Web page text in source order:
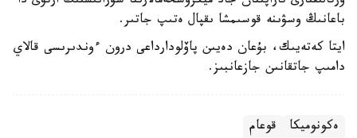
باعانىڭ وسۋىنە قوسىمشا ىقپال ەتىپ جاتىر.
ايتا كەتەيىك، بۇعان دەيىن پاۆلودارداعى درون ءوندىرىسى قالاي
دامىپ جاتقانىن جازعانبىز.
ەكونوميكا قوعام